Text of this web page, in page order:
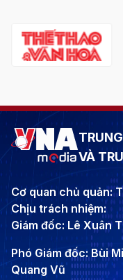
VÀ
Cơ quan chủ quản:
Chịu trách nhiệm:
Giám đốc: Lê Xuân
Phó Giám đốc: Bùi
Quang Vũ